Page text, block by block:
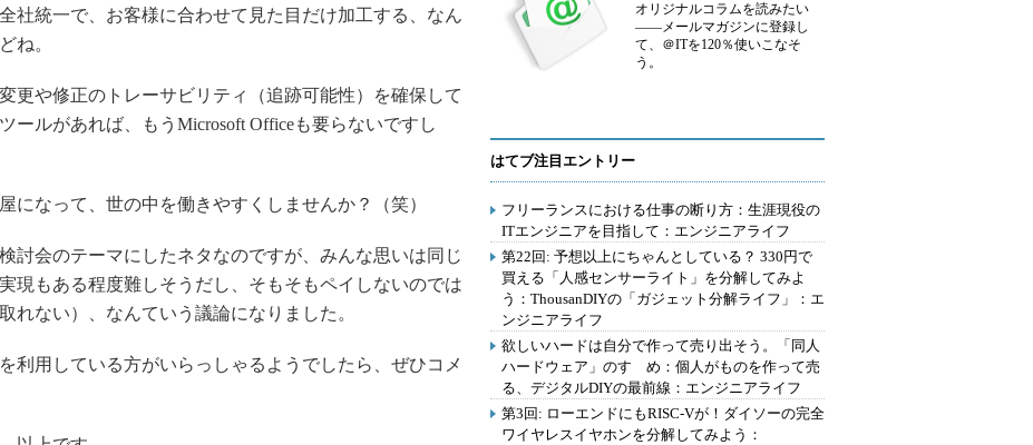
社統一で、お客様に合わせて見た目だけ加工する、なん
ね。
更や修正のトレーサビリティ（追跡可能性）を確保して
ールがあれば、もうMicrosoft Officeも要らないですし
なって、世の中を働きやすくしませんか？（笑）
討会のテーマにしたネタなのですが、みんな思いは同じ
現もある程度難しそうだし、そもそもペイしないのでは
れない）、なんていう議論になりました。
利用している方がいらっしゃるようでしたら、ぜひコメ
オリジナルコラムを読みたい
――メールマガジンに登録し
て、＠ITを120％使いこなそ
う。
はてブ注目エントリー
フリーランスにおける仕事の断り方：生涯現役の
ITエンジニアを目指して：エンジニアライフ
第22回: 予想以上にちゃんとしている？ 330円で
買える「人感センサーライト」を分解してみよ
う：ThousanDIYの「ガジェット分解ライフ」：エ
ンジニアライフ
欲しいハードは自分で作って売り出そう。「同人
ハードウェア」のすゝめ：個人がものを作って売
る、デジタルDIYの最前線：エンジニアライフ
第3回: ローエンドにもRISC-Vが！ダイソーの完全
ワイヤレスイヤホンを分解してみよう：